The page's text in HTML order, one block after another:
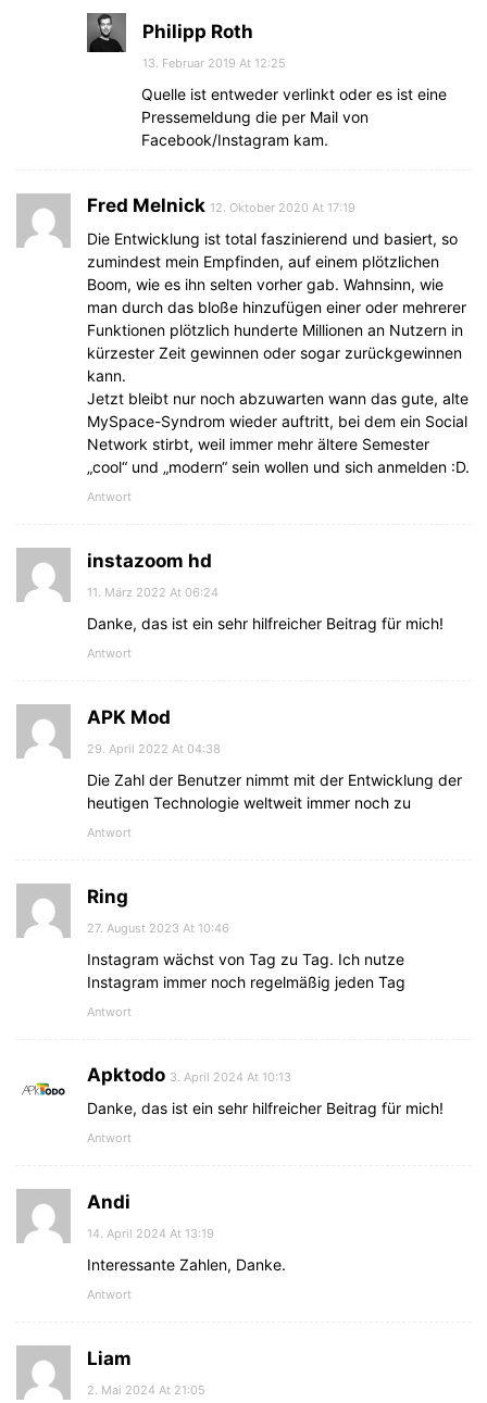
Philipp Roth
13. Februar 2019 At 12:25
Quelle ist entweder verlinkt oder es ist eine
Pressemeldung die per Mail von
Facebook/Instagram kam.
Fred Melnick 12. Oktober 2020 At 17:19
Die Entwicklung ist total faszinierend und basiert, so
zumindest mein Empfinden, auf einem plötzlichen
Boom, wie es ihn selten vorher gab. Wahnsinn, wie
man durch das bloße hinzufügen einer oder mehrerer
Funktionen plötzlich hunderte Millionen an Nutzern in
kürzester Zeit gewinnen oder sogar zurückgewinnen
kann.
Jetzt bleibt nur noch abzuwarten wann das gute, alte
MySpace-Syndrom wieder auftritt, bei dem ein Social
Network stirbt, weil immer mehr ältere Semester
„cool“ und „modern“ sein wollen und sich anmelden :D.
Antwort
instazoom hd
11. März 2022 At 06:24
Danke, das ist ein sehr hilfreicher Beitrag für mich!
Antwort
APK Mod
29. April 2022 At 04:38
Die Zahl der Benutzer nimmt mit der Entwicklung der
heutigen Technologie weltweit immer noch zu
Antwort
Ring
27. August 2023 At 10:46
Instagram wächst von Tag zu Tag. Ich nutze
Instagram immer noch regelmäßig jeden Tag
Antwort
Apktodo 3. April 2024 At 10:13
Danke, das ist ein sehr hilfreicher Beitrag für mich!
Antwort
Andi
14. April 2024 At 13:19
Interessante Zahlen, Danke.
Antwort
Liam
2. Mai 2024 At 21:05